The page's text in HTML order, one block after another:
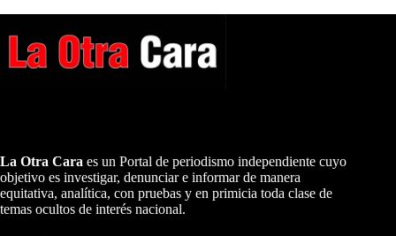
La Otra Cara es un Portal de periodismo independiente cuyo
objetivo es investigar, denunciar e informar de manera
equitativa, analítica, con pruebas y en primicia toda clase de
temas ocultos de interés nacional.